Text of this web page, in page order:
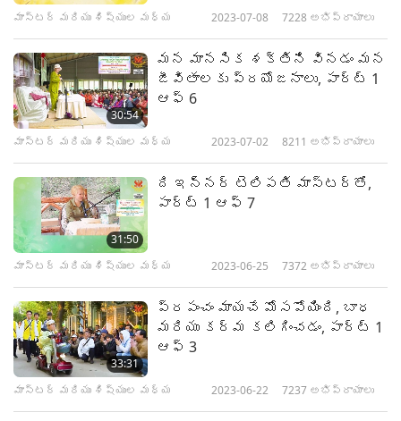
మాస్టర్ మరియు శిష్యుల మధ్య 2023-07-08 7228 అభిప్రాయాలు
30:54
మన మానసిక శక్తిని వినడం మన
జీవితాలకు ప్రయోజనాలు, పార్ట్ 1
ఆఫ్ 6
మాస్టర్ మరియు శిష్యుల మధ్య 2023-07-02 8211 అభిప్రాయాలు
31:50
ది ఇన్నర్ టెలిపతి మాస్టర్‌తో,
పార్ట్ 1 ఆఫ్ 7
మాస్టర్ మరియు శిష్యుల మధ్య 2023-06-25 7372 అభిప్రాయాలు
33:31
ప్రపంచం మాయచే మోసపోయింది, బాధ
మరియు కర్మ కలిగించడం, పార్ట్ 1
ఆఫ్ 3
మాస్టర్ మరియు శిష్యుల మధ్య 2023-06-22 7237 అభిప్రాయాలు